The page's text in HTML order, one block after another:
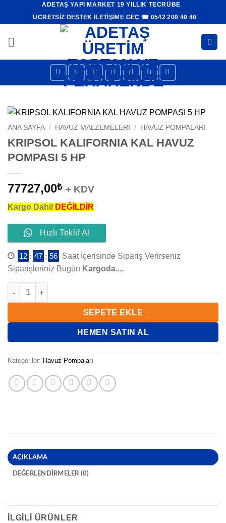
ADETAŞ YAPI MARKET 19 YILLIK TECRÜBE
ÜCRETSIZ DESTEK İLETIŞIME GEÇ ☎ 0542 200 40 40
ANA SAYFA / HAVUZ MALZEMELERI / HAVUZ POMPALARI
KRIPSOL KALIFORNIA KAL HAVUZ
POMPASI 5 HP
77727,00₺ + KDV
Kargo Dahil DEĞİLDİR
Hızlı Teklif Al
12 : 47 : 55 Saat İçerisinde Sipariş Verirseniz
Siparişleriniz Bugün Kargoda....
KRIPSOL KALIFORNIA KAL HAVUZ POMPASI 5 HP adet
SEPETE EKLE
HEMEN SATIN AL
Kategoriler: Havuz Pompaları
AÇIKLAMA
DEĞERLENDIRMELER (0)
İLGILI ÜRÜNLER